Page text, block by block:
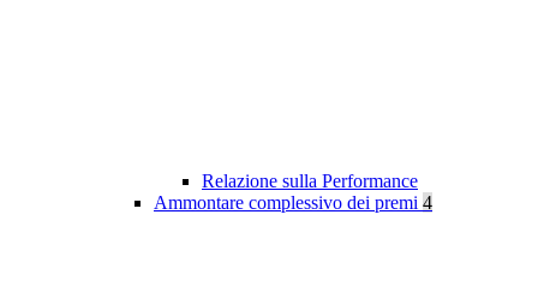
Relazione sulla Performance
Ammontare complessivo dei premi 4